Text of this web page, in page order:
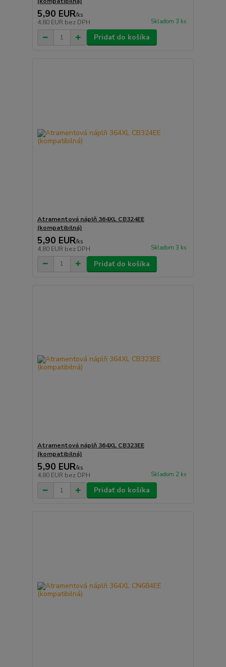
5,90 EUR/ks
4,80 EUR bez DPH Skladom 3 ks
Pridať do košíka
Atramentová náplň 364XL CB324EE
(kompatibilná)
5,90 EUR/ks
4,80 EUR bez DPH Skladom 3 ks
Pridať do košíka
Atramentová náplň 364XL CB323EE
(kompatibilná)
5,90 EUR/ks
4,80 EUR bez DPH Skladom 2 ks
Pridať do košíka